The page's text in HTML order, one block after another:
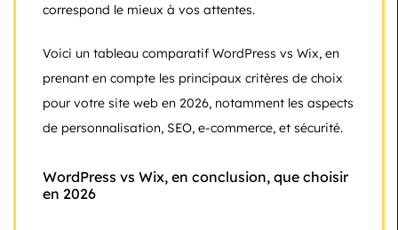
correspond le mieux à vos attentes.
Voici un tableau comparatif WordPress vs Wix, en
prenant en compte les principaux critères de choix
pour votre site web en 2026, notamment les aspects
de personnalisation, SEO, e-commerce, et sécurité.
WordPress vs Wix, en conclusion, que choisir
en 2026